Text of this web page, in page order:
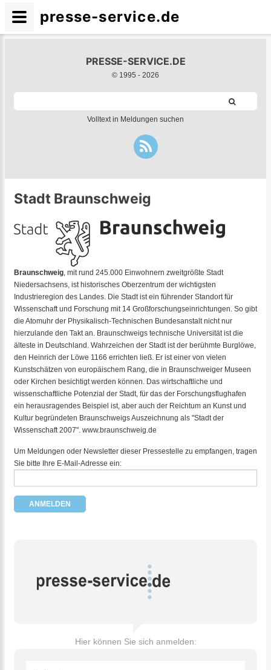
PRESSE-SERVICE.DE
© 1995 - 2026
Volltext in Meldungen suchen
Stadt Braunschweig
Braunschweig, mit rund 245.000 Einwohnern zweitgrößte Stadt
Niedersachsens, ist historisches Oberzentrum der wichtigsten
Industrieregion des Landes. Die Stadt ist ein führender Standort für
Wissenschaft und Forschung mit 14 Großforschungseinrichtungen. So gibt
die Atomuhr der Physikalisch-Technischen Bundesanstalt nicht nur
hierzulande den Takt an. Braunschweigs technische Universität ist die
älteste in Deutschland. Wahrzeichen der Stadt ist der berühmte Burglöwe,
den Heinrich der Löwe 1166 errichten ließ. Er ist einer von vielen
Kunstschätzen von europäischem Rang, die in Braunschweiger Museen
oder Kirchen besichtigt werden können. Das wirtschaftliche und
wissenschaftliche Potenzial der Stadt, für das der Forschungsflughafen
ein herausragendes Beispiel ist, aber auch der Reichtum an Kunst und
Kultur begründeten Braunschweigs Auszeichnung als "Stadt der
Wissenschaft 2007". www.braunschweig.de
Um Meldungen oder Newsletter dieser Pressestelle zu empfangen, tragen
Sie bitte Ihre E-Mail-Adresse ein:
Hier können Sie sich anmelden:
presse-service.de